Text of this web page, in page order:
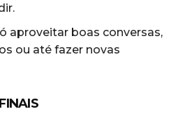
aproveitar boas conversas,
ou até fazer novas